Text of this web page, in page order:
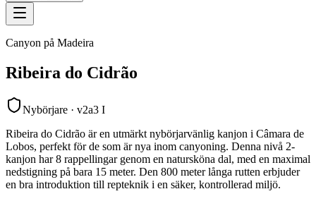
Canyon på Madeira
Ribeira do Cidrão
Nybörjare · v2a3 I
Ribeira do Cidrão är en utmärkt nybörjarvänlig kanjon i Câmara de
Lobos, perfekt för de som är nya inom canyoning. Denna nivå 2-
kanjon har 8 rappellingar genom en natursköna dal, med en maximal
nedstigning på bara 15 meter. Den 800 meter långa rutten erbjuder
en bra introduktion till repteknik i en säker, kontrollerad miljö.